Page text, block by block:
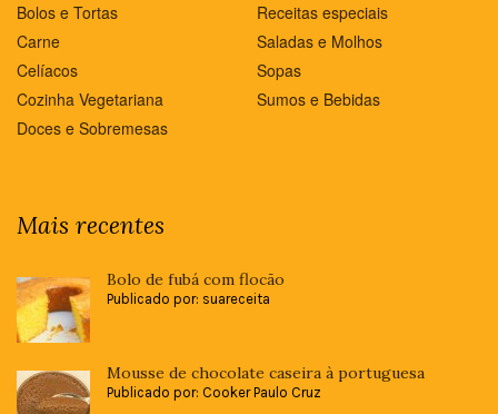
Bolos e Tortas
Carne
Celíacos
Cozinha Vegetariana
Doces e Sobremesas
Receitas especiais
Saladas e Molhos
Sopas
Sumos e Bebidas
Mais recentes
Bolo de fubá com flocão
Publicado por: suareceita
Mousse de chocolate caseira à portuguesa
Publicado por: Cooker Paulo Cruz